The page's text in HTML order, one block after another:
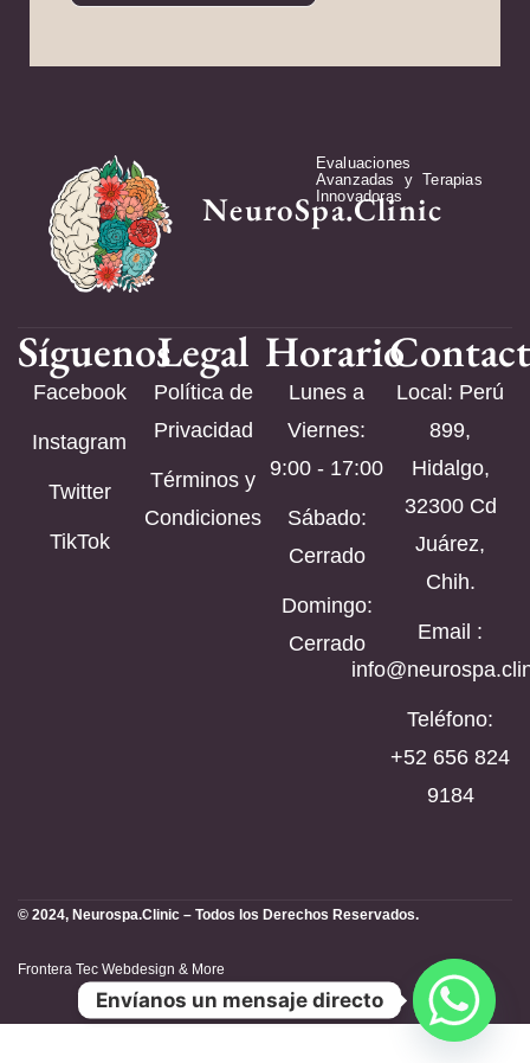
NeuroSpa.Clinic
Evaluaciones
Avanzadas y Terapias
Innovadoras
Síguenos
Facebook
Instagram
Twitter
TikTok
Legal
Política de
Privacidad
Términos y
Condiciones
Horario
Lunes a
Viernes:
9:00 - 17:00
Sábado:
Cerrado
Domingo:
Cerrado
Local: Perú
899,
Hidalgo,
32300 Cd
Juárez,
Chih.
Email :
Teléfono:
‪+52 656 824
9184‬
© 2024, Neurospa.Clinic – Todos los Derechos Reservados.
Frontera Tec Webdesign & More
Envíanos un mensaje directo